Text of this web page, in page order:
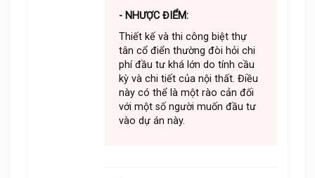
- NHƯỢC ĐIỂM:
Thiết kế và thi công biệt thự
tân cổ điển thường đòi hỏi chi
phí đầu tư khá lớn do tính cầu
kỳ và chi tiết của nội thất. Điều
này có thể là một rào cản đối
với một số người muốn đầu tư
vào dự án này.